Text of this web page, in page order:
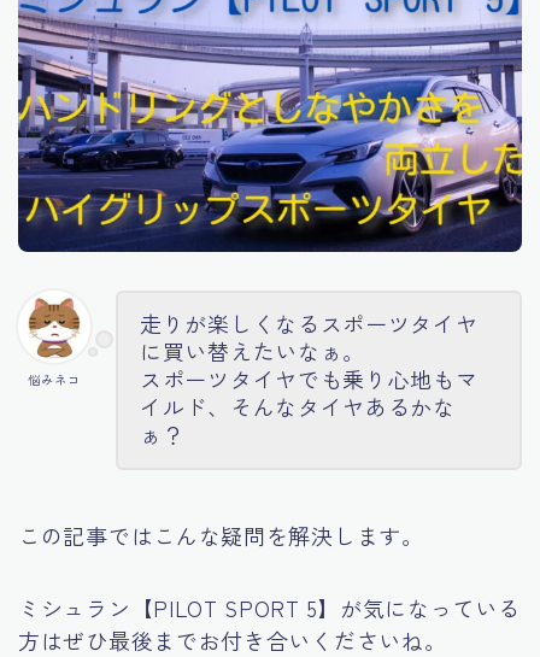
悩みネコ
走りが楽しくなるスポーツタイヤ
に買い替えたいなぁ。
スポーツタイヤでも乗り心地もマ
イルド、そんなタイヤあるかな
ぁ？
この記事ではこんな疑問を解決します。
ミシュラン【PILOT SPORT 5】が気になっている
方はぜひ最後までお付き合いくださいね。